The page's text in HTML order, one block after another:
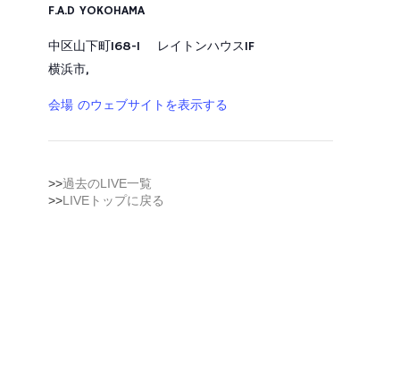
F.A.D YOKOHAMA
中区山下町168-1 レイトンハウス1F
横浜市,
会場 のウェブサイトを表示する
>>過去のLIVE一覧
>>LIVEトップに戻る